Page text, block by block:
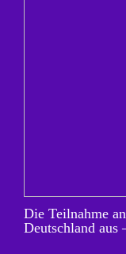
Die Teilnahme
Deutschland aus